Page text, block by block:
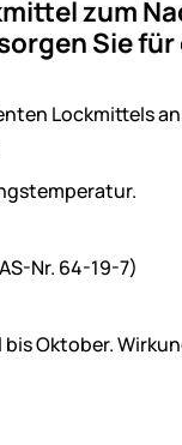
zum
Sie
Lockmittels
Nr. 64-19-7)
Oktober.